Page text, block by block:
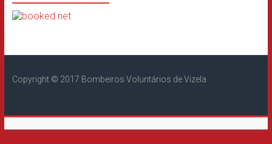
Copyright © 2017 Bombeiros Voluntários de Vizela